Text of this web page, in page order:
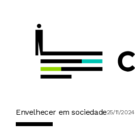
Envelhecer em sociedade25/11/2024